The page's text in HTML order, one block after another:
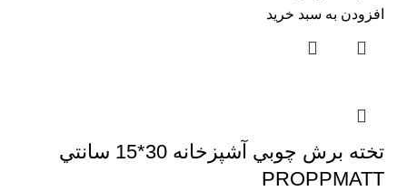
افزودن به سبد خرید
تخته برش چوبي آشپزخانه 30*15 سانتي
PROPPMATT